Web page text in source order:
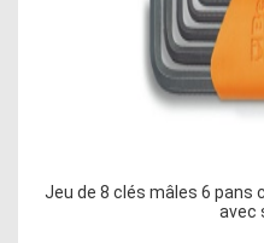
Jeu de 8 clés mâles 6 pans
avec